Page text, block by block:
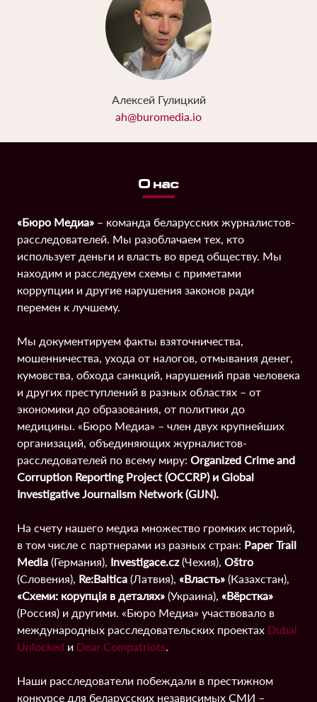
Алексей Гулицкий
ah@buromedia.io
О нас
«Бюро Медиа» – команда беларусских журналистов-
расследователей. Мы разоблачаем тех, кто
использует деньги и власть во вред обществу. Мы
находим и расследуем схемы с приметами
коррупции и другие нарушения законов ради
перемен к лучшему.
Мы документируем факты взяточничества,
мошенничества, ухода от налогов, отмывания денег,
кумовства, обхода санкций, нарушений прав человека
и других преступлений в разных областях – от
экономики до образования, от политики до
медицины. «Бюро Медиа» – член двух крупнейших
организаций, объединяющих журналистов-
расследователей по всему миру: Organized Crime and
Corruption Reporting Project (OCCRP) и Global
Investigative Journalism Network (GIJN).
На счету нашего медиа множество громких историй,
в том числе с партнерами из разных стран: Paper Trail
Media (Германия), Investigace.cz(Чехия), Oštro
(Словения), Re:Baltica (Латвия), «Власть» (Казахстан),
«Схеми: корупція в деталях» (Украина), «Вёрстка»
(Россия) и другими. «Бюро Медиа» участвовало в
международных расследовательских проектах Dubai
Unlocked и Dear Compatriots.
Наши расследователи побеждали в престижном
конкурсе для беларусских независимых СМИ –